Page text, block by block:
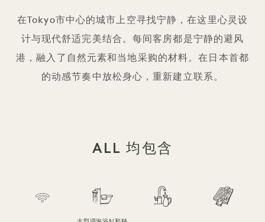
在Tokyo市中心的城市上空寻找宁静，在这里心灵设
计与现代舒适完美结合。每间客房都是宁静的避风
港，融入了自然元素和当地采购的材料。在日本首都
的动感节奏中放松身心，重新建立联系。
ALL 均包含